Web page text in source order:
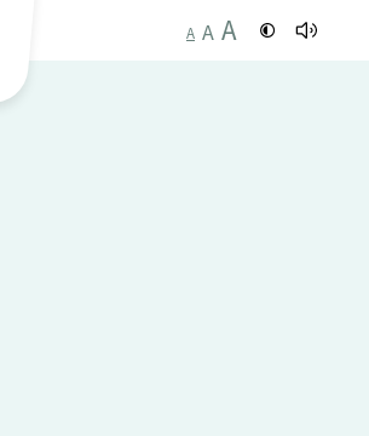
A A A